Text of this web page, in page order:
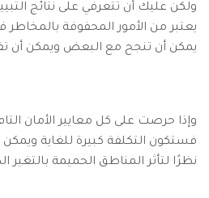
ولكن عليك أن تتعرفي على نتائج
يعتبر من الأمور المحفوفة
يمكن أن تنجح مع البعض ويمكن أن
وإذا حرصت على كل معايير الأمان
فستكون التكلفة كبيرة للغاية ويمكن
نظرًا لتأثر المناطق الحميمة بالتغير